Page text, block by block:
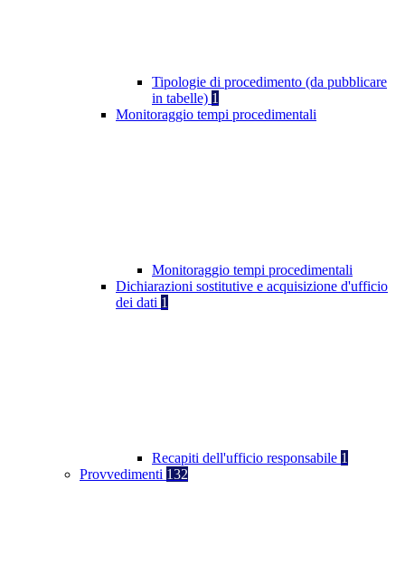
Tipologie di procedimento (da pubblicare
in tabelle) 1
Monitoraggio tempi procedimentali
Monitoraggio tempi procedimentali
Dichiarazioni sostitutive e acquisizione d'ufficio
dei dati 1
Recapiti dell'ufficio responsabile 1
Provvedimenti 132